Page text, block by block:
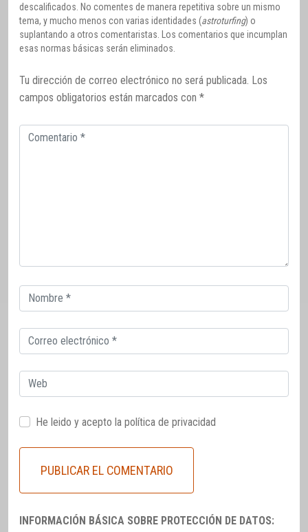
descalificados. No comentes de manera repetitiva sobre un mismo
tema, y mucho menos con varias identidades (astroturfing) o
suplantando a otros comentaristas. Los comentarios que incumplan
esas normas básicas serán eliminados.
Tu dirección de correo electrónico no será publicada. Los
campos obligatorios están marcados con *
Comentario
Correo
electrónico
Correo
electrónico
Web
He leido y acepto la política de privacidad
INFORMACIÓN BÁSICA SOBRE PROTECCIÓN DE DATOS: